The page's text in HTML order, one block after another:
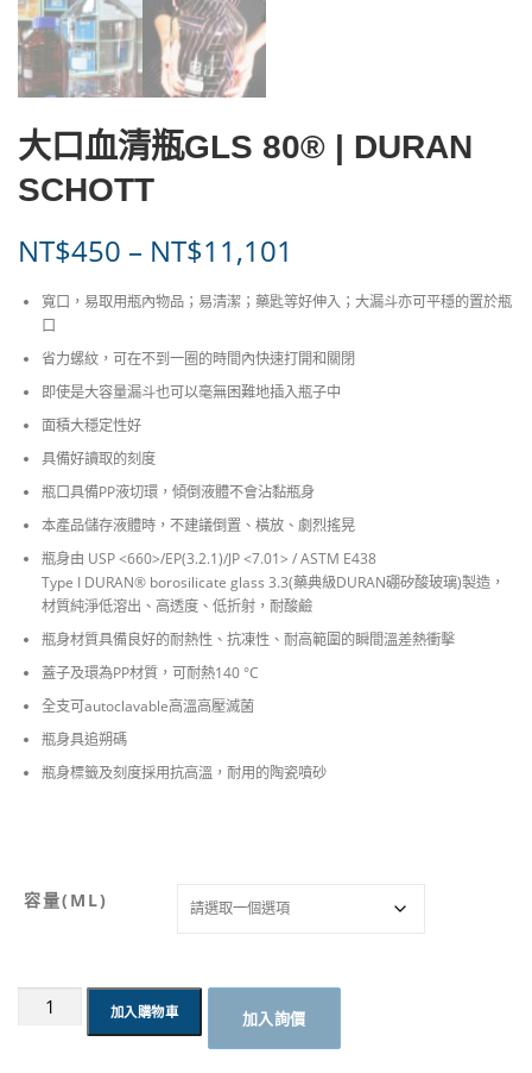
大口血清瓶GLS 80® | DURAN
SCHOTT
NT$450 – NT$11,101
格
範
圍
N
T
$
4
到
1
,
寬口，易取用瓶內物品；易清潔；藥匙等好伸入；大漏斗亦可平穩的置於瓶
口
省力螺紋，可在不到一圈的時間內快速打開和關閉
即使是大容量漏斗也可以毫無困難地插入瓶子中
面積大穩定性好
具備好讀取的刻度
瓶口具備PP液切環，傾倒液體不會沾黏瓶身
本產品儲存液體時，不建議倒置、橫放、劇烈搖晃
瓶身由 USP <660>/EP(3.2.1)/JP <7.01> / ASTM E438
Type I DURAN® borosilicate glass 3.3(藥典級DURAN硼矽酸玻璃)製造，
材質純淨低溶出、高透度、低折射，耐酸鹼
瓶身材質具備良好的耐熱性、抗凍性、耐高範圍的瞬間溫差熱衝擊
蓋子及環為PP材質，可耐熱140 °C
全支可autoclavable高溫高壓滅菌
瓶身具追朔碼
瓶身標籤及刻度採用抗高溫，耐用的陶瓷噴砂
容量(ML)
加入購物車 加入詢價